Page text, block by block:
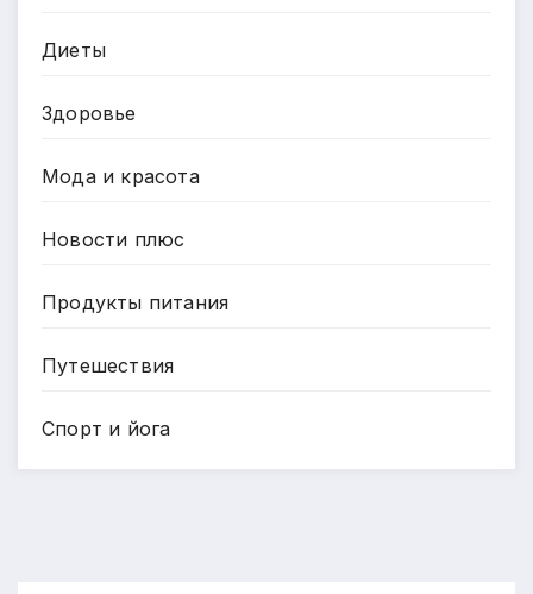
Диеты
Здоровье
Мода и красота
Новости плюс
Продукты питания
Путешествия
Спорт и йога